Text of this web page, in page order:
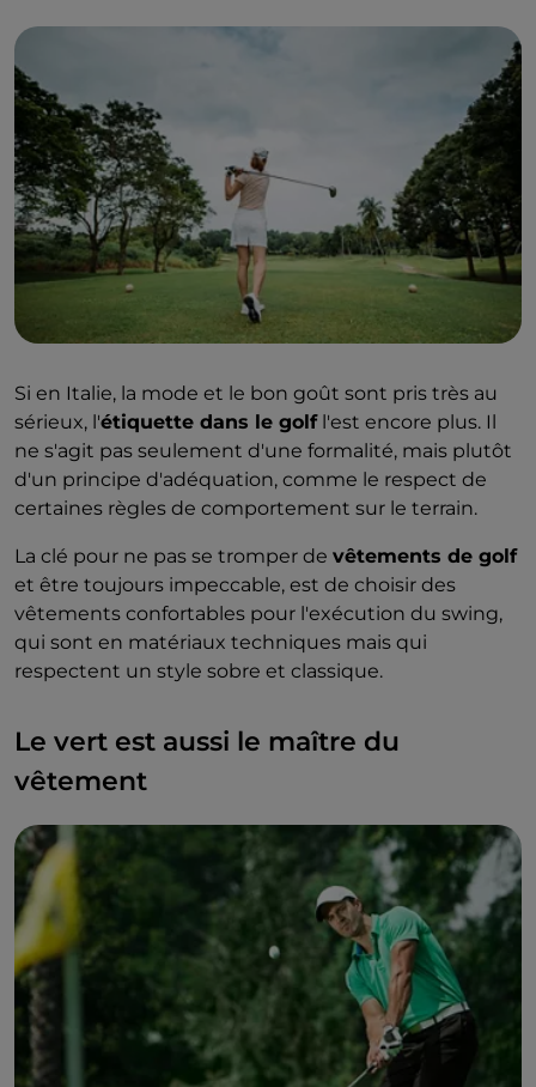
Si en Italie, la mode et le bon goût sont pris très au
sérieux, l'étiquette dans le golfl'est encore plus. Il
ne s'agit pas seulement d'une formalité, mais plutôt
d'un principe d'adéquation, comme le respect de
certaines règles de comportement sur le terrain.
La clé pour ne pas se tromper de vêtements de golf
et être toujours impeccable, est de choisir des
vêtements confortables pour l'exécution du swing,
qui sont en matériaux techniques mais qui
respectent un style sobre et classique.
Le vert est aussi le maître du
vêtement